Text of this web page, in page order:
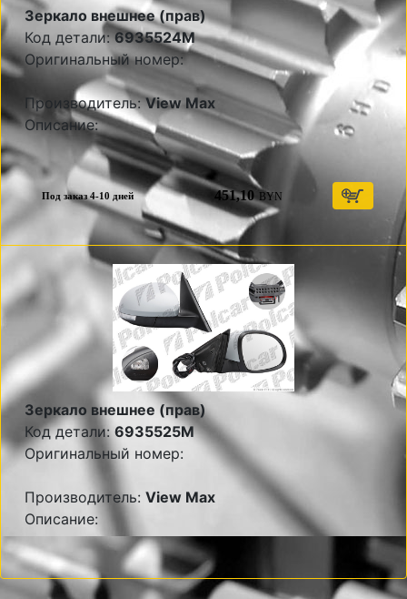
Зеркало внешнее (прав)
Код детали:6935524M
Оригинальный номер:
Производитель:View Max
Описание:
Под заказ 4-10 дней 451,10 BYN
Зеркало внешнее (прав)
Код детали: 6935525M
Оригинальный номер:
Производитель: View Max
Описание: